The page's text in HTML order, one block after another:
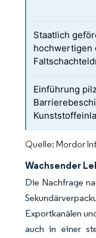
Staatlich
hochwertigen
Einführung
Quelle: Mordor
Wachsender
Die Nachfrage
Exportkanälen
auch in einer